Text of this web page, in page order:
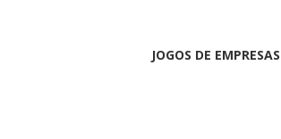
JOGOS DE EMPRESAS